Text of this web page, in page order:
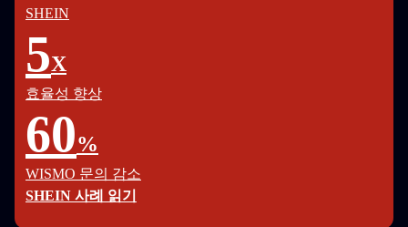
SHEIN
5X
효율성 향상
60%
WISMO 문의 감소
SHEIN 사례 읽기